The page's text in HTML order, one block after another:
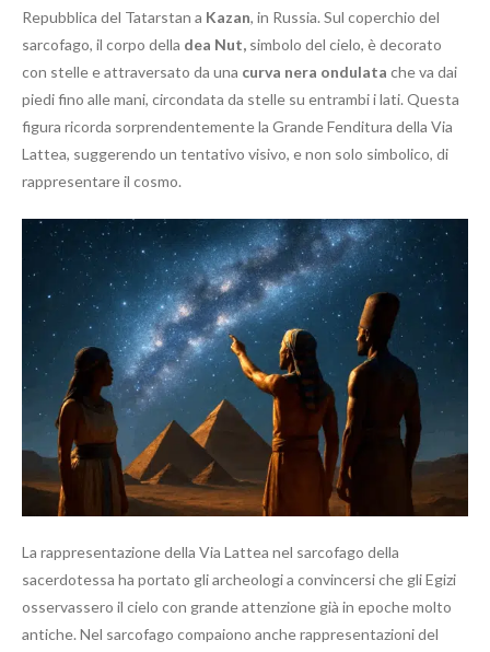
Repubblica del Tatarstan a Kazan, in Russia. Sul coperchio del
sarcofago, il corpo della dea Nut, simbolo del cielo, è decorato
con stelle e attraversato da una curva nera ondulata che va dai
piedi fino alle mani, circondata da stelle su entrambi i lati. Questa
figura ricorda sorprendentemente la Grande Fenditura della Via
Lattea, suggerendo un tentativo visivo, e non solo simbolico, di
rappresentare il cosmo.
La rappresentazione della Via Lattea nel sarcofago della
sacerdotessa ha portato gli archeologi a convincersi che gli Egizi
osservassero il cielo con grande attenzione già in epoche molto
antiche. Nel sarcofago compaiono anche rappresentazioni del